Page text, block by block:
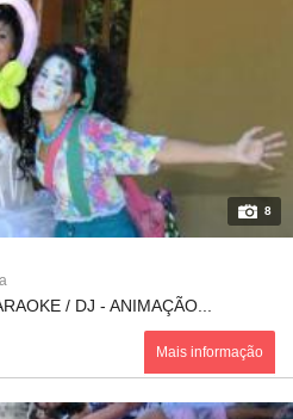
8
/ DJ - ANIMAÇÃO...
Mais informação